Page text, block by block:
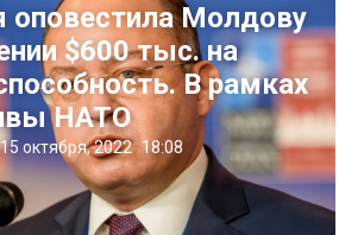
оповестила Молдову
$600 тыс. на
В рамках
НАТО
15 октября, 2022 18:08